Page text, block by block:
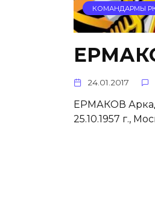
КОМАНДАРМЫ
24.01.2017
ЕРМАКОВ
25.10.1957 г.,